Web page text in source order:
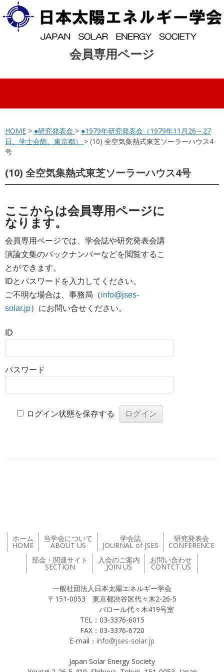
会員専用ページ
コンテンツへスキップ
HOME > ●研究発表会 > ●1979年研究発表会（1979年11月26～27
日、学士会館、東京都） > (10) 全空気集熱式東芝ソーラーハウス4
号
(10) 全空気集熱式東芝ソーラーハウス4号
ここからは会員専用ページに
なります。
会員専用ページでは、学会誌や研究発表会講
演論文集のバックナンバーなどを閲覧するこ
とができます。
IDとパスワードを入力してください。
ご不明な場合は、事務局（info@jses-
solar.jp）にお問い合せください。
ID
パスワード
ログイン状態を保存する
ホーム
HOME
当学会について
ABOUT US
学会誌
JOURNAL of JSES
研究発表会
CONFERENCE
部会・関連サイト
SECTION
入会のご案内
JOIN US
お問い合わせ
CONTCT US
一般社団法人日本太陽エネルギー学会
〒151-0053 東京都渋谷区代々木2-26-5
バロール代々木419号室
TEL：03-3376-6015
FAX：03-3376-6720
E-mail： info@jses-solar.jp
Japan Solar Energy Society